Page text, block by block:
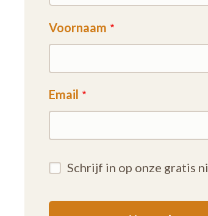
Voornaam
Email
Schrijf in op onze gratis